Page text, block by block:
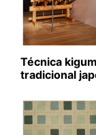
Técnica
tradicional